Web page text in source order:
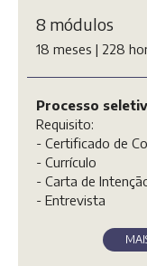
8 módulos
18 meses | 228
Processo
Requisito:
- Certificado de
- Currículo
- Carta de
- Entrevista